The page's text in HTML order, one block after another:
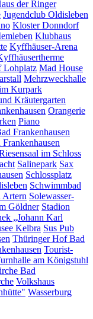
der Ringer
Jugendclub Oldisleben
Kloster Donndorf
Klubhaus
Kyffhäuser-Arena
Lohplatz Mad House
Mehrzweckhalle
Kurpark
Kräutergarten
Orangerie
Piano
Frankenhausen
im Schloss
Salinepark Sax
Schlossplatz
Schwimmbad
Artern Solewasser-
Göldner Stadion
„Johann Karl
Kelbra Sus Pub
Thüringer Hof Bad
Tourist-
am Königstuhl
Bad
Volkshaus
Wasserburg